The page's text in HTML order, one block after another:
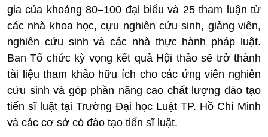
gia của khoảng 80–100 đại biểu và 25 tham luận từ
các nhà khoa học, cựu nghiên cứu sinh, giảng viên,
nghiên cứu sinh và các nhà thực hành pháp luật.
Ban Tổ chức kỳ vọng kết quả Hội thảo sẽ trở thành
tài liệu tham khảo hữu ích cho các ứng viên nghiên
cứu sinh và góp phần nâng cao chất lượng đào tạo
tiến sĩ luật tại Trường Đại học Luật TP. Hồ Chí Minh
và các cơ sở có đào tạo tiến sĩ luật.